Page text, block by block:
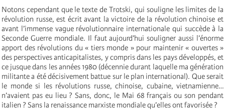
Notons cependant que le texte de Trotski, qui souligne les limites de la
révolution russe, est écrit avant la victoire de la révolution chinoise et
avant l’immense vague révolutionnaire internationale qui succède à la
Seconde Guerre mondiale. Il faut aujourd’hui souligner aussi l’énorme
apport des révolutions du « tiers monde » pour maintenir « ouvertes »
des perspectives anticapitalistes, y compris dans les pays développés, et
ce jusque dans les années 1980 (décennie durant laquelle ma génération
militante a été décisivement battue sur le plan international). Que serait
le monde si les révolutions russe, chinoise, cubaine, vietnamienne…
n’avaient pas eu lieu ? Sans, donc, le Mai 68 français ou son pendant
italien ? Sans la renaissance marxiste mondiale qu’elles ont favorisée ?